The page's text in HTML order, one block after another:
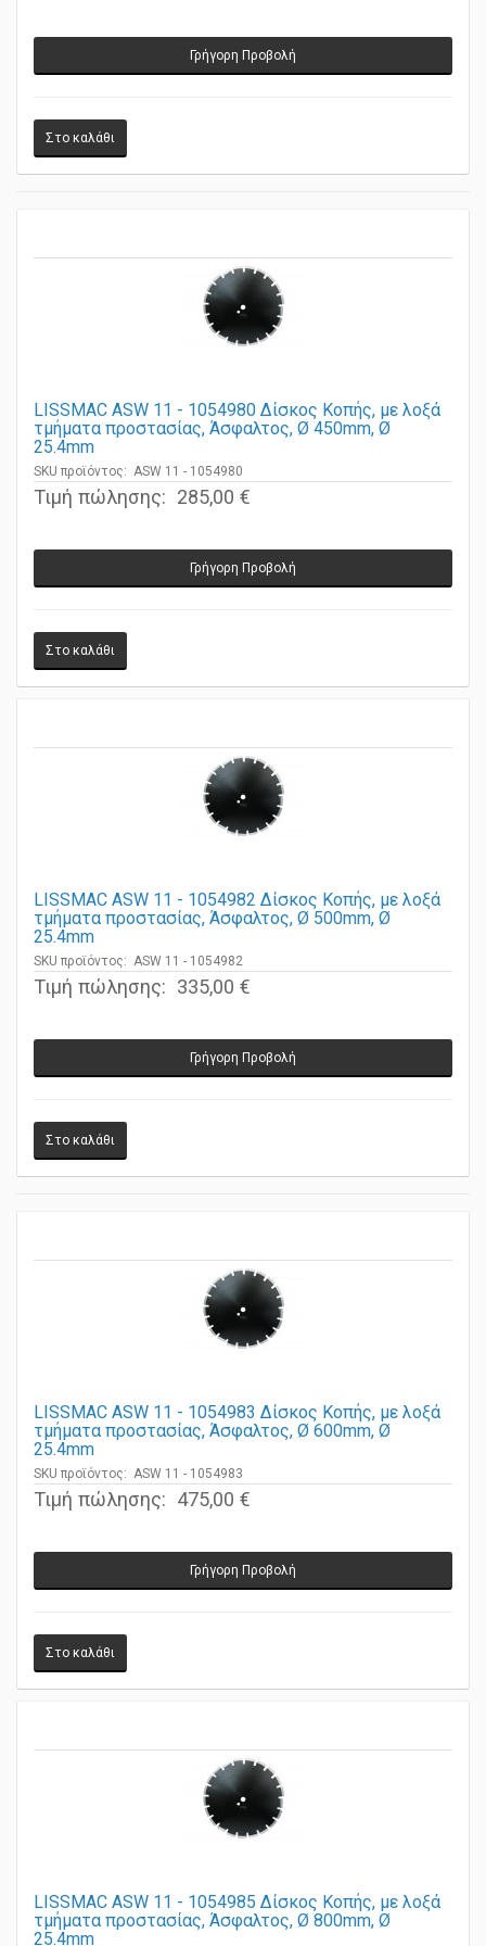
LISSMAC ASW 11 - 1054980 Δίσκος Κοπής, με λοξά
τμήματα προστασίας, Άσφαλτος, Ø 450mm, Ø
25.4mm
SKU προϊόντος: ASW 11 - 1054980
Τιμή πώλησης: 285,00 €
LISSMAC ASW 11 - 1054982 Δίσκος Κοπής, με λοξά
τμήματα προστασίας, Άσφαλτος, Ø 500mm, Ø
25.4mm
SKU προϊόντος: ASW 11 - 1054982
Τιμή πώλησης: 335,00 €
LISSMAC ASW 11 - 1054983 Δίσκος Κοπής, με λοξά
τμήματα προστασίας, Άσφαλτος, Ø 600mm, Ø
25.4mm
SKU προϊόντος: ASW 11 - 1054983
Τιμή πώλησης: 475,00 €
LISSMAC ASW 11 - 1054985 Δίσκος Κοπής, με λοξά
τμήματα προστασίας, Άσφαλτος, Ø 800mm, Ø